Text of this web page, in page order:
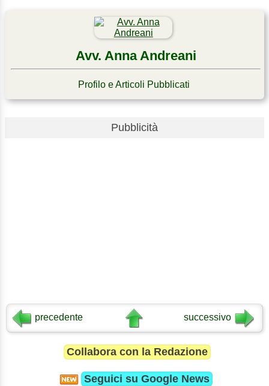
Avv. Anna Andreani
Profilo e Articoli Pubblicati
Pubblicità
precedente successivo
Collabora con la Redazione
Seguici su Google News